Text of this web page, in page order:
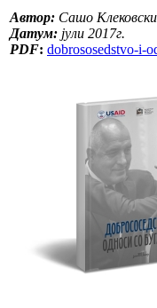
Автор: Сашо Клековски
Датум: јули 2017г.
PDF: dobrososedstvo-i-